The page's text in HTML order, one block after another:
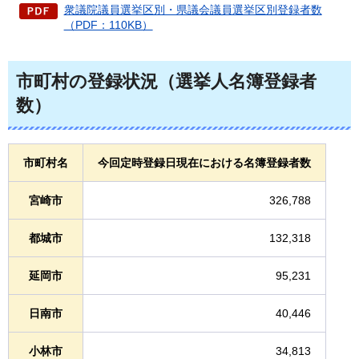
衆議院議員選挙区別・県議会議員選挙区別登録者数
（PDF：110KB）
市町村の登録状況（選挙人名簿登録者
数）
市町村名 今回定時登録日現在における名簿登録者数
宮崎市 326,788
都城市 132,318
延岡市 95,231
日南市 40,446
小林市 34,813